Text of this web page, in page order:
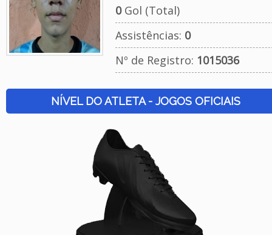
0Gol (Total)
Assistências: 0
Nº de Registro: 1015036
NÍVEL DO ATLETA - JOGOS OFICIAIS